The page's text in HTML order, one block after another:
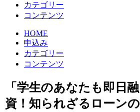
カテゴリー
コンテンツ
HOME
申込み
カテゴリー
コンテンツ
「学生のあなたも即日融
資！知られざるローンの